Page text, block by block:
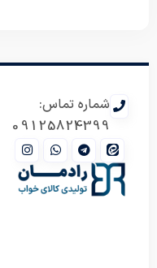
شماره تماس:
09125824399